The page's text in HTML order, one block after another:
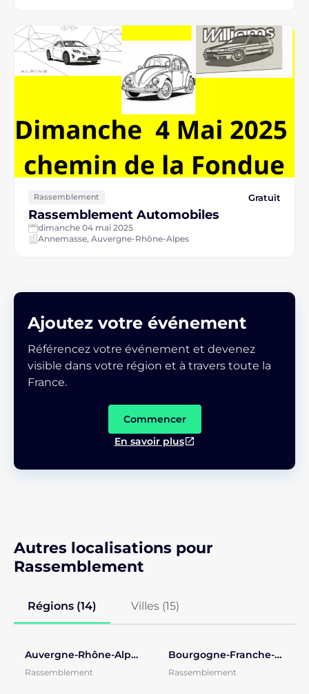
Rassemblement Gratuit
Rassemblement Automobiles
dimanche 04 mai 2025
Annemasse, Auvergne-Rhône-Alpes
Ajoutez votre événement
Référencez votre événement et devenez
visible dans votre région et à travers toute la
France.
Commencer
En savoir plus
Autres localisations pour
Rassemblement
Régions (14) Villes (15)
Auvergne-Rhône-Alpes
Rassemblement
Bourgogne-Franche-Comté
Rassemblement